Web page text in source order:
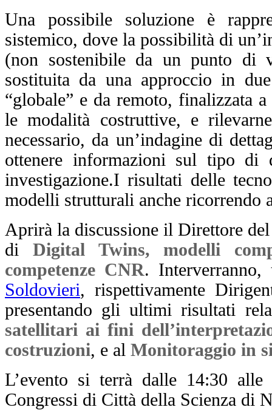
Una possibile soluzione è
sistemico, dove la possibilità di
(non sostenibile da un punto di
sostituita da una approccio in
“globale” e da remoto, finalizzata
le modalità costruttive, e
necessario, da un’indagine di
ottenere informazioni sul tipo di
investigazione.I risultati delle
modelli strutturali anche ricorrendo
Aprirà la discussione il Direttore
di Digital Twins, modelli
competenze CNR.
Soldovieri, rispettivamente
presentando gli ultimi risultati
satellitari ai fini
costruzioni, e al Monitoraggio in
L’evento si terrà dalle 14:30
Congressi di Città della Scienza di